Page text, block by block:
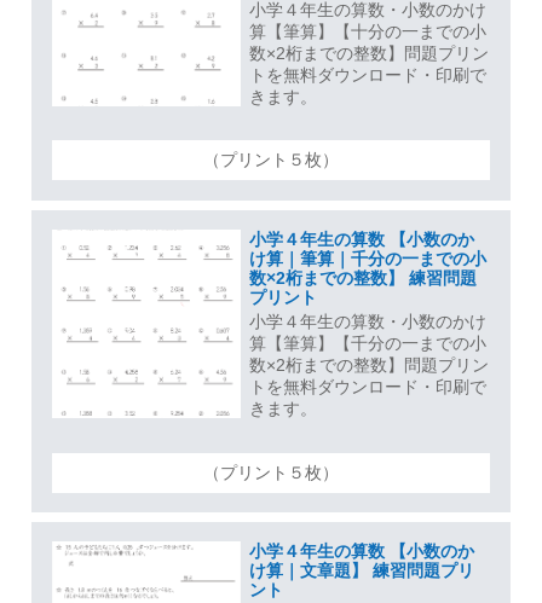
小学４年生の算数・小数のかけ
算【筆算】【十分の一までの小
数×2桁までの整数】問題プリン
トを無料ダウンロード・印刷で
きます。
（プリント５枚）
小学４年生の算数 【小数のか
け算｜筆算｜千分の一までの小
数×2桁までの整数】 練習問題
プリント
小学４年生の算数・小数のかけ
算【筆算】【千分の一までの小
数×2桁までの整数】問題プリン
トを無料ダウンロード・印刷で
きます。
（プリント５枚）
小学４年生の算数 【小数のか
け算｜文章題】 練習問題プリ
ント